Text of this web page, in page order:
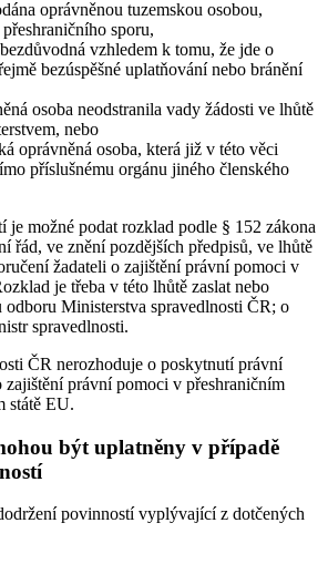
oprávněnou tuzemskou osobou,
sporu,
vzhledem k tomu, že jde o
bezúspěšné uplatňování nebo bránění
osoba neodstranila vady žádosti ve lhůtě
nebo
oprávněná osoba, která již v této věci
příslušnému orgánu jiného členského
je možné podat rozklad podle § 152 zákona
řád, ve znění pozdějších předpisů, ve lhůtě
žadateli o zajištění právní pomoci v
je třeba v této lhůtě zaslat nebo
Ministerstva spravedlnosti ČR; o
spravedlnosti.
ČR nerozhoduje o poskytnutí právní
zajištění právní pomoci v přeshraničním
státě EU.
být uplatněny v případě
povinností vyplývající z dotčených